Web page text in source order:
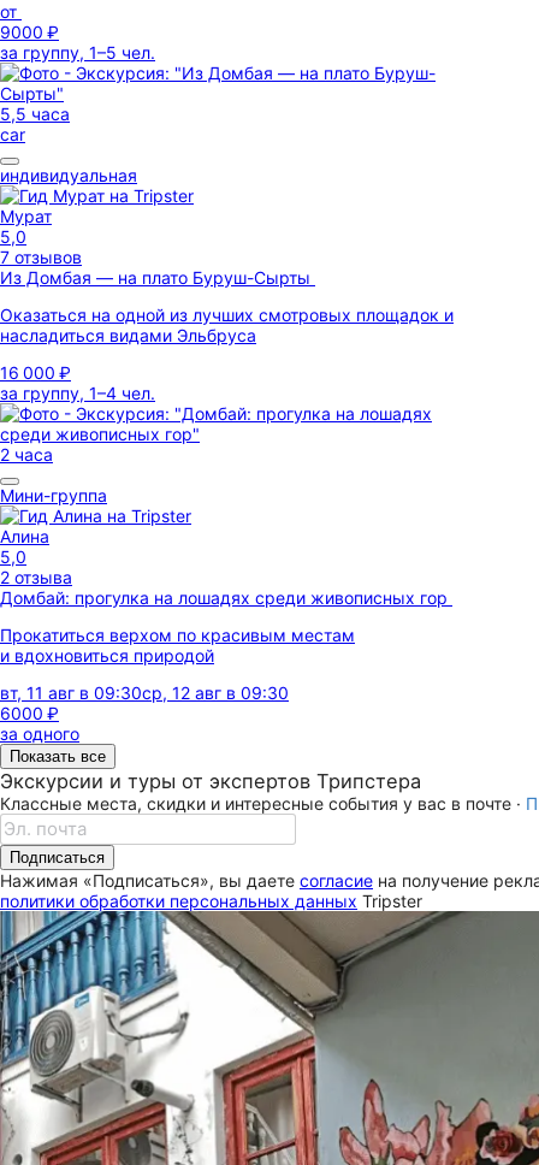
от
9000 ₽
за группу, 1–5 чел.
5,5 часа
car
индивидуальная
Мурат
5,0
7 отзывов
Из Домбая — на плато Буруш-Сырты
Оказаться на одной из лучших смотровых площадок и
насладиться видами Эльбруса
16 000 ₽
за группу, 1–4 чел.
2 часа
Мини-группа
Алина
5,0
2 отзыва
Домбай: прогулка на лошадях среди живописных гор
Прокатиться верхом по красивым местам
и вдохновиться природой
вт, 11 авг в 09:30ср, 12 авг в 09:30
6000 ₽
за одного
Показать все
Экскурсии и туры от экспертов Трипстера
Классные места, скидки и интересные события у вас в почте ·
Подписаться
Нажимая «Подписаться», вы даете согласие на получение
политики обработки персональных данных Tripster